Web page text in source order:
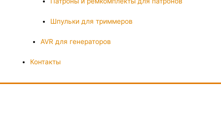
Шпульки для триммеров
AVR для генераторов
Контакты